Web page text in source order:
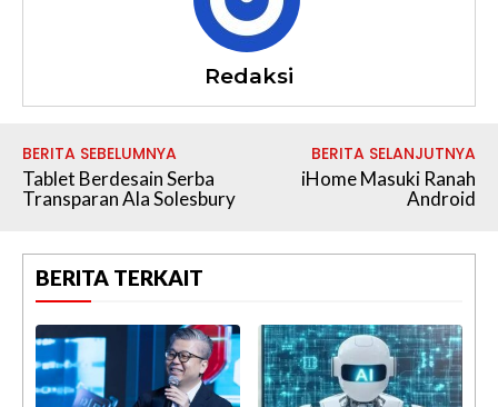
Redaksi
BERITA SEBELUMNYA
Tablet Berdesain Serba
Transparan Ala Solesbury
BERITA SELANJUTNYA
iHome Masuki Ranah
Android
BERITA TERKAIT